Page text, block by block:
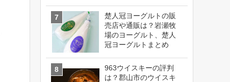
楚人冠ヨーグルトの販
売店や通販は？岩瀬牧
場のヨーグルト、楚人
冠ヨーグルトまとめ
963ウイスキーの評判
は？郡山市のウイスキ